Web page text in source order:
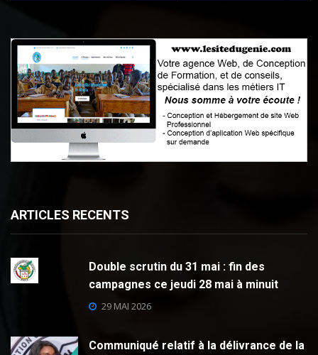
ARTICLES RECENTS
Double scrutin du 31 mai : fin des
campagnes ce jeudi 28 mai à minuit
29 MAI 2026
Communiqué relatif à la délivrance de la